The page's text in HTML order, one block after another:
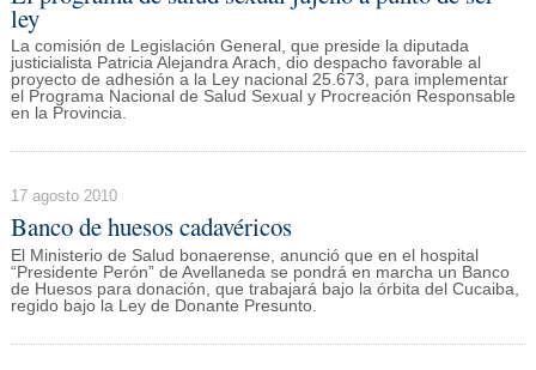
ley
La comisión de Legislación General, que preside la diputada
justicialista Patricia Alejandra Arach, dio despacho favorable al
proyecto de adhesión a la Ley nacional 25.673, para implementar
el Programa Nacional de Salud Sexual y Procreación Responsable
en la Provincia.
17 agosto 2010
Banco de huesos cadavéricos
El Ministerio de Salud bonaerense, anunció que en el hospital
“Presidente Perón” de Avellaneda se pondrá en marcha un Banco
de Huesos para donación, que trabajará bajo la órbita del Cucaiba,
regido bajo la Ley de Donante Presunto.